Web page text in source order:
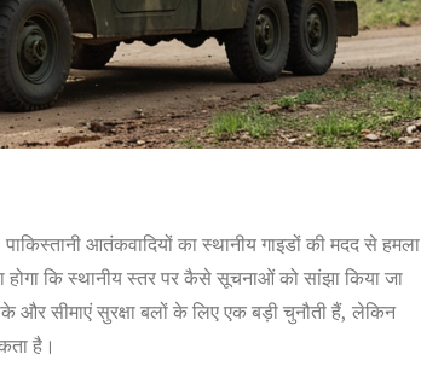
आतंकवादियों का स्थानीय गाइडों की मदद से हमला
होगा कि स्थानीय स्तर पर कैसे सूचनाओं को सांझा किया जा
सीमाएं सुरक्षा बलों के लिए एक बड़ी चुनौती हैं, लेकिन
है।